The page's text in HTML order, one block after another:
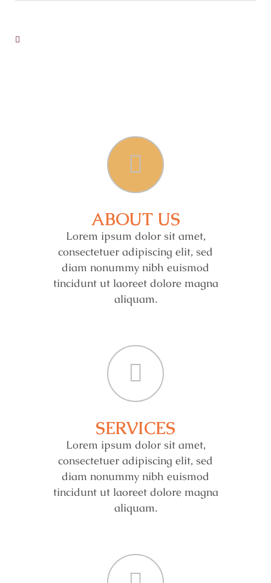
ABOUT US
Lorem ipsum dolor sit amet,
consectetuer adipiscing elit, sed
diam nonummy nibh euismod
tincidunt ut laoreet dolore magna
aliquam.
SERVICES
Lorem ipsum dolor sit amet,
consectetuer adipiscing elit, sed
diam nonummy nibh euismod
tincidunt ut laoreet dolore magna
aliquam.